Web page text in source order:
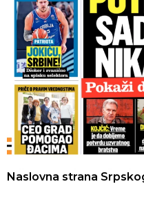
Naslovna strana